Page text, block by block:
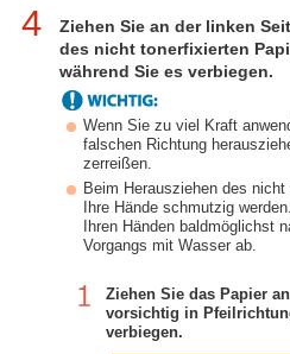
4
Ziehen Sie an der linken
des nicht tonerfixierten
während Sie es verbiegen.
Wenn Sie zu viel Kraft
falschen Richtung
zerreißen.
Beim Herausziehen des
Ihre Hände schmutzig
Ihren Händen baldmöglichst
Vorgangs mit Wasser ab.
Ziehen Sie das Papier
vorsichtig in
verbiegen.